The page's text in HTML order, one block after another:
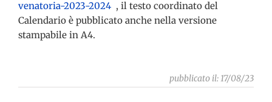
venatoria-2023-2024, il testo coordinato del
Calendario è pubblicato anche nella versione
stampabile in A4.
pubblicato il: 17/08/23